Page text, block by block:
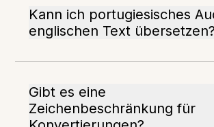
Kann ich portugiesisches
englischen Text übersetzen?
Gibt es eine
Zeichenbeschränkung für